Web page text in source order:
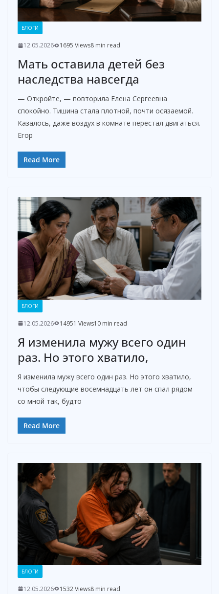
БЛОГИ
12.05.2026 1695 Views8 min read
Мать оставила детей без
наследства навсегда
— Откройте, — повторила Елена Сергеевна
спокойно. Тишина стала плотной, почти осязаемой.
Казалось, даже воздух в комнате перестал двигаться.
Егор
Read More
БЛОГИ
12.05.2026 14951 Views10 min read
Я изменила мужу всего один
раз. Но этого хватило,
Я изменила мужу всего один раз. Но этого хватило,
чтобы следующие восемнадцать лет он спал рядом
со мной так, будто
Read More
БЛОГИ
12.05.2026 1532 Views8 min read